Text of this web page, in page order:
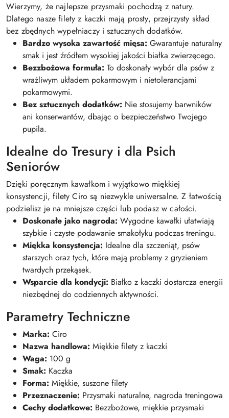
Wierzymy, że najlepsze przysmaki pochodzą z natury.
Dlatego nasze filety z kaczki mają prosty, przejrzysty skład
bez zbędnych wypełniaczy i sztucznych dodatków.
Bardzo wysoka zawartość mięsa: Gwarantuje naturalny
smak i jest źródłem wysokiej jakości białka zwierzęcego.
Bezzbożowa formuła: To doskonały wybór dla psów z
wrażliwym układem pokarmowym i nietolerancjami
pokarmowymi.
Bez sztucznych dodatków: Nie stosujemy barwników
ani konserwantów, dbając o bezpieczeństwo Twojego
pupila.
Idealne do Tresury i dla Psich
Seniorów
Dzięki poręcznym kawałkom i wyjątkowo miękkiej
konsystencji, filety Ciro są niezwykle uniwersalne. Z łatwością
podzielisz je na mniejsze części lub podasz w całości.
Doskonałe jako nagroda: Wygodne kawałki ułatwiają
szybkie i czyste podawanie smakołyku podczas treningu.
Miękka konsystencja: Idealne dla szczeniąt, psów
starszych oraz tych, które mają problemy z gryzieniem
twardych przekąsek.
Wsparcie dla kondycji: Białko z kaczki dostarcza energii
niezbędnej do codziennych aktywności.
Parametry Techniczne
Marka: Ciro
Nazwa handlowa: Miękkie filety z kaczki
Waga: 100 g
Smak: Kaczka
Forma: Miękkie, suszone filety
Przeznaczenie: Przysmaki naturalne, nagroda treningowa
Cechy dodatkowe: Bezzbożowe, miękkie przysmaki